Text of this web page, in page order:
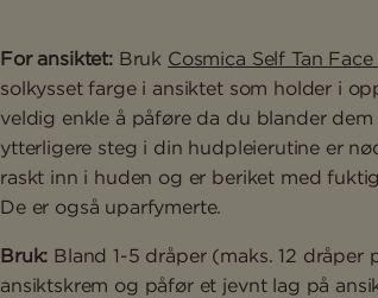
For ansiktet:Bruk Cosmica Self Tan
solkysset farge i ansiktet som holder i
veldig enkle å påføre da du blander
ytterligere steg i din hudpleierutine er
raskt inn i huden og er beriket med
De er også uparfymerte.
Bruk: Bland 1-5 dråper (maks. 12 dråper
ansiktskrem og påfør et jevnt lag på